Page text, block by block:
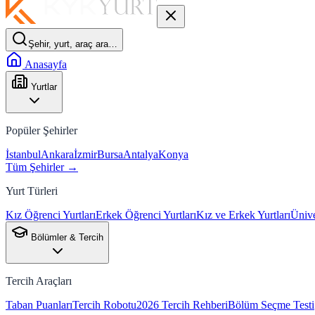
Şehir, yurt, araç ara…
Anasayfa
Yurtlar
Popüler Şehirler
İstanbulAnkaraİzmirBursaAntalyaKonya
Tüm Şehirler →
Yurt Türleri
Kız Öğrenci YurtlarıErkek Öğrenci YurtlarıKız ve Erkek Yurtları
Bölümler & Tercih
Tercih Araçları
Taban PuanlarıTercih Robotu2026 Tercih RehberiBölüm Seçme Testi